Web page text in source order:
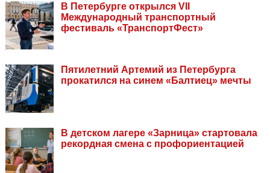
В Петербурге открылся VII
Международный транспортный
фестиваль «ТранспортФест»
Пятилетний Артемий из Петербурга
прокатился на синем «Балтиец» мечты
В детском лагере «Зарница» стартовала
рекордная смена с профориентацией